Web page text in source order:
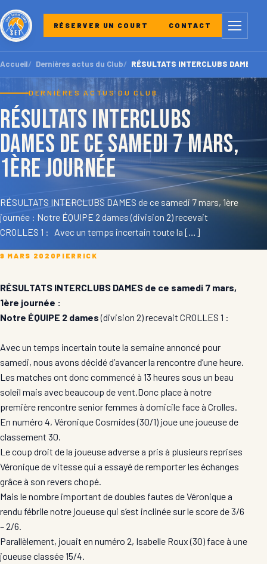
RÉSERVER UN COURT CONTACT Menu
Accueil Dernières actus du Club RÉSULTATS INTERCLUBS DAMES
DERNIÈRES ACTUS DU CLUB
RÉSULTATS INTERCLUBS
DAMES de ce samedi 7 mars,
1ère journée
RÉSULTATS INTERCLUBS DAMES de ce samedi 7 mars, 1ère
journée : Notre ÉQUIPE 2 dames (division 2) recevait
CROLLES 1 : Avec un temps incertain toute la […]
9 MARS 2020 PIERRICK
RÉSULTATS INTERCLUBS DAMES de ce samedi 7 mars,
1ère journée :
Notre ÉQUIPE 2 dames(division 2) recevait CROLLES 1 :
Avec un temps incertain toute la semaine annoncé pour
samedi, nous avons décidé d’avancer la rencontre d’une heure.
Les matches ont donc commencé à 13 heures sous un beau
soleil mais avec beaucoup de vent.Donc place à notre
première rencontre senior femmes à domicile face à Crolles.
En numéro 4, Véronique Cosmides (30/1) joue une joueuse de
classement 30.
Le coup droit de la joueuse adverse a pris à plusieurs reprises
Véronique de vitesse qui a essayé de remporter les échanges
grâce à son revers chopé.
Mais le nombre important de doubles fautes de Véronique a
rendu fébrile notre joueuse qui s’est inclinée sur le score de 3/6
– 2/6.
Parallèlement, jouait en numéro 2, Isabelle Roux (30) face à une
joueuse classée 15/4.